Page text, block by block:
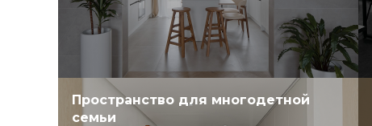
Пространство для многодетной
семьи